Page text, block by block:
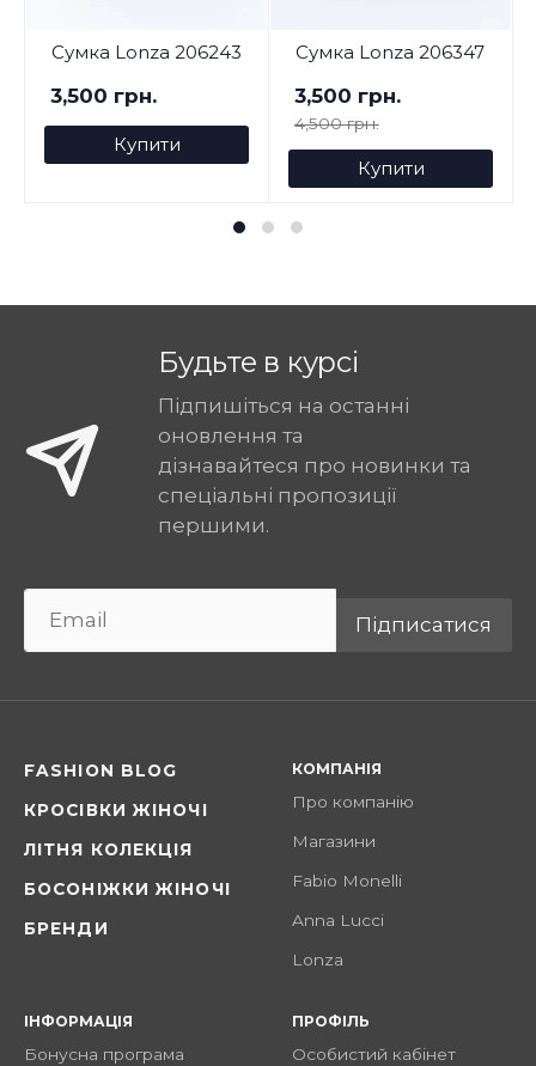
Сумка Lonza 206243
3,500 грн.
Купити
Сумка Lonza 206347
3,500 грн.
4,500 грн.
Купити
Будьте в курсі
Підпишіться на останні
оновлення та
дізнавайтеся про новинки та
спеціальні пропозиції
першими.
Підписатися
FASHION BLOG
КРОСІВКИ ЖІНОЧІ
ЛІТНЯ КОЛЕКЦІЯ
БОСОНІЖКИ ЖІНОЧІ
БРЕНДИ
КОМПАНІЯ
Про компанію
Магазини
Fabio Monelli
Anna Lucci
Lonza
ІНФОРМАЦІЯ
Бонусна програма
ПРОФІЛЬ
Особистий кабінет